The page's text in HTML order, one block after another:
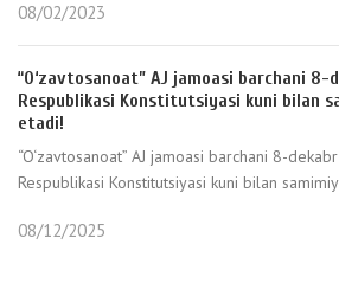
08/02/2023
“O‘zavtosanoat” AJ jamoasi barchani 8-
Respublikasi Konstitutsiyasi kuni bilan
etadi!
“O‘zavtosanoat” AJ jamoasi barchani 8-
Respublikasi Konstitutsiyasi kuni bilan
08/12/2025